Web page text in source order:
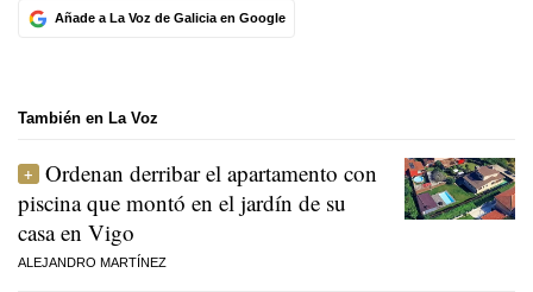
Añade a La Voz de Galicia en Google
También en La Voz
Ordenan derribar el apartamento con
piscina que montó en el jardín de su
casa en Vigo
ALEJANDRO MARTÍNEZ